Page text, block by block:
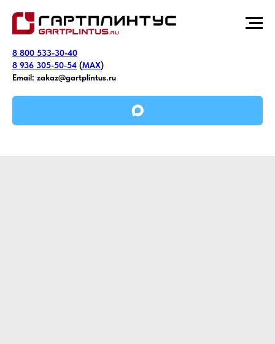
8 800 533-30-40
8 936 305-50-54 (MAX)
Email: zakaz@gartplintus.ru